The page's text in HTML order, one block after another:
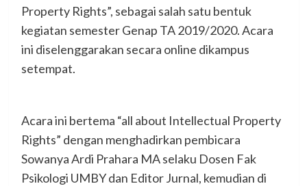
Property Rights”, sebagai salah satu bentuk
kegiatan semester Genap TA 2019/2020. Acara
ini diselenggarakan secara online dikampus
setempat.
Acara ini bertema “all about Intellectual Property
Rights” dengan menghadirkan pembicara
Sowanya Ardi Prahara MA selaku Dosen Fak
Psikologi UMBY dan Editor Jurnal, kemudian di